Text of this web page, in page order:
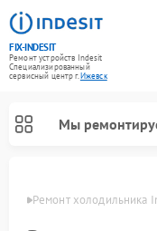
FIX-INDESIT
Ремонт устройств Indesit
Специализированный
cервисный центр г.Ижевск
Мы
Ремонт холодильника